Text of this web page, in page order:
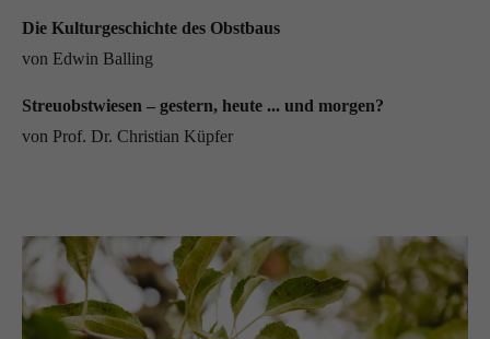
Die Kulturgeschichte des Obstbaus
von Edwin Balling
Streuobstwiesen – gestern, heute ... und morgen?
von Prof. Dr. Christian Küpfer